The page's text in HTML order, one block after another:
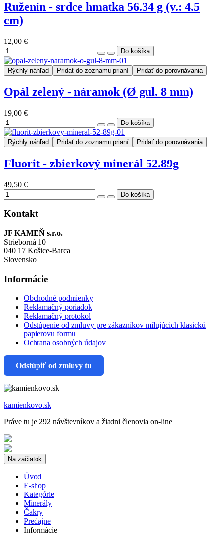
Ruženín - srdce hmatka 56.34 g (v.: 4.5
cm)
12,00 €
Rýchly náhľad Pridať do zoznamu prianí Pridať do porovnávania
Opál zelený - náramok (Ø gul. 8 mm)
19,00 €
Rýchly náhľad Pridať do zoznamu prianí Pridať do porovnávania
Fluorit - zbierkový minerál 52.89g
49,50 €
Kontakt
JF KAMEŇ s.r.o.
Strieborná 10
040 17 Košice-Barca
Slovensko
Informácie
Obchodné podmienky
Reklamačný poriadok
Reklamačný protokol
Odstúpenie od zmluvy pre zákazníkov milujúcich klasickú
papierovu formu
Ochrana osobných údajov
Odstúpiť od zmluvy tu
kamienkovo.sk
Práve tu je 292 návštevníkov a žiadni členovia on-line
Na začiatok
Úvod
E-shop
Kategórie
Minerály
Čakry
Predajne
Informácie